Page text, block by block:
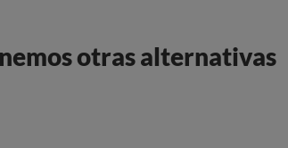
otras alternativas